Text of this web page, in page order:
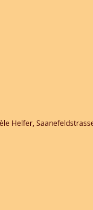
Helfer,